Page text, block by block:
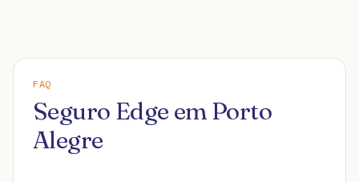
FAQ
Seguro Edge em Porto
Alegre